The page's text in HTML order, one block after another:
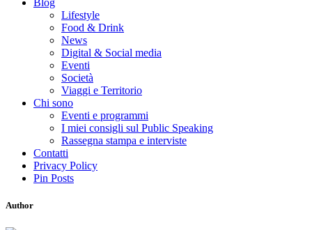
Blog
Lifestyle
Food & Drink
News
Digital & Social media
Eventi
Società
Viaggi e Territorio
Chi sono
Eventi e programmi
I miei consigli sul Public Speaking
Rassegna stampa e interviste
Contatti
Privacy Policy
Pin Posts
Author